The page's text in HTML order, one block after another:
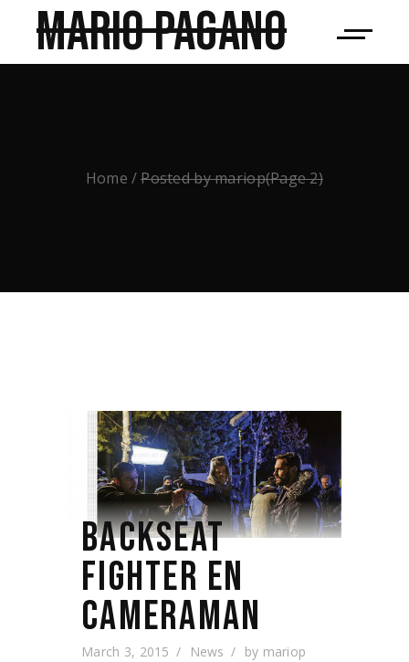
Mario Pagano
Home Posted by mariop(Page 2)
BACKSEAT
FIGHTER EN
CAMERAMAN
March 3, 2015 News by mariop